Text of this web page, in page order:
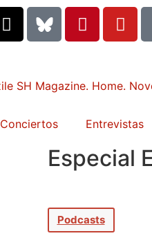
Conciertos Entrevistas
Especial
Podcasts